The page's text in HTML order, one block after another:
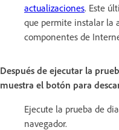
actualizaciones. Este
que permite instalar la
componentes de
Después de ejecutar la
muestra el botón para
Ejecute la prueba de
navegador.